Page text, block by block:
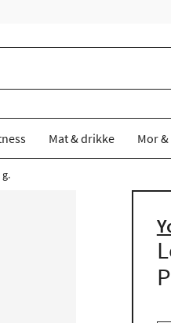
Mat & drikke Mor